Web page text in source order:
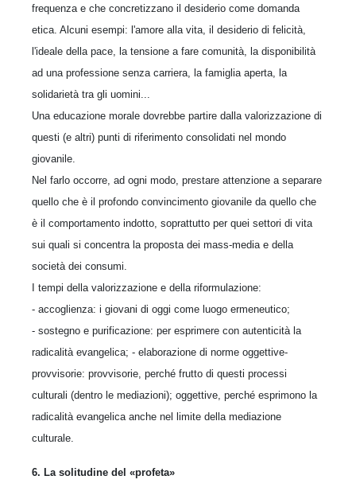
frequenza e che concretizzano il desiderio come domanda
etica. Alcuni esempi: l'amore alla vita, il desiderio di felicità,
l'ideale della pace, la tensione a fare comunità, la disponibilità
ad una professione senza carriera, la famiglia aperta, la
solidarietà tra gli uomini...
Una educazione morale dovrebbe partire dalla valorizzazione di
questi (e altri) punti di riferimento consolidati nel mondo
giovanile.
Nel farlo occorre, ad ogni modo, prestare attenzione a separare
quello che è il profondo convincimento giovanile da quello che
è il comportamento indotto, soprattutto per quei settori di vita
sui quali si concentra la proposta dei mass-media e della
società dei consumi.
I tempi della valorizzazione e della riformulazione:
- accoglienza: i giovani di oggi come luogo ermeneutico;
- sostegno e purificazione: per esprimere con autenticità la
radicalità evangelica; - elaborazione di norme oggettive-
provvisorie: provvisorie, perché frutto di questi processi
culturali (dentro le mediazioni); oggettive, perché esprimono la
radicalità evangelica anche nel limite della mediazione
culturale.
6. La solitudine del «profeta»